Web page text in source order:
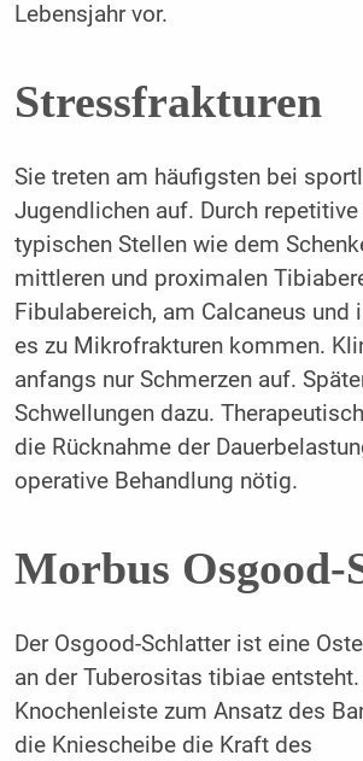
Lebensjahr vor.
Stressfrakturen
Sie treten am häufigsten bei
Jugendlichen auf. Durch
typischen Stellen wie dem
mittleren und proximalen
Fibulabereich, am Calcaneus und
es zu Mikrofrakturen kommen.
anfangs nur Schmerzen auf.
Schwellungen dazu.
die Rücknahme der
operative Behandlung nötig.
Morbus Osgood-
Der Osgood-Schlatter ist eine
an der Tuberositas tibiae
Knochenleiste zum Ansatz des
die Kniescheibe die Kraft des